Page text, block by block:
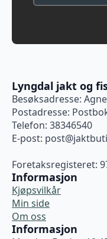
Lyngdal jakt og
Besøksadresse:
Postadresse:
Telefon: 38346540
E-post:
Foretaksregisteret:
Informasjon
Kjøpsvilkår
Min side
Om oss
Informasjon